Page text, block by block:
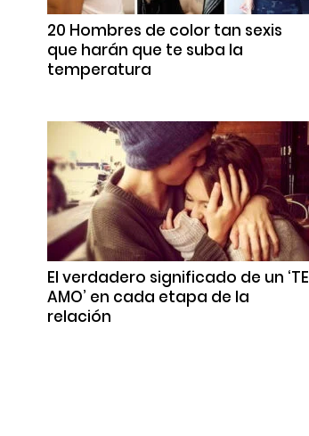
20 Hombres de color tan sexis
que harán que te suba la
temperatura
El verdadero significado de un ‘TE
AMO’ en cada etapa de la
relación